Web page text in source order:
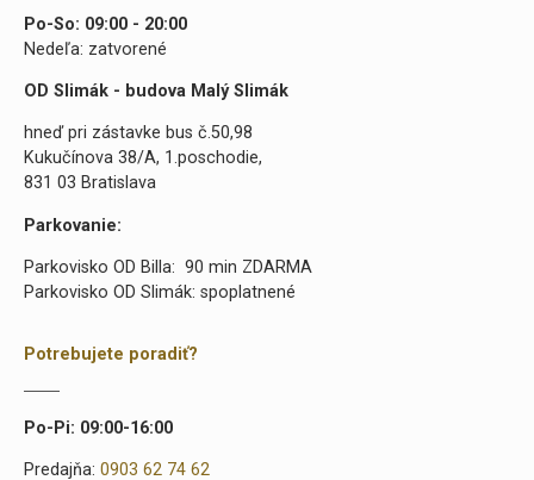
Po-So: 09:00 - 20:00
Nedeľa: zatvorené
OD Slimák - budova Malý Slimák
hneď pri zástavke bus č.50,98
Kukučínova 38/A, 1.poschodie,
831 03 Bratislava
Parkovanie:
Parkovisko OD Billa: 90 min ZDARMA
Parkovisko OD Slimák: spoplatnené
Potrebujete poradiť?
Po-Pi: 09:00-16:00
Predajňa: 0903 62 74 62